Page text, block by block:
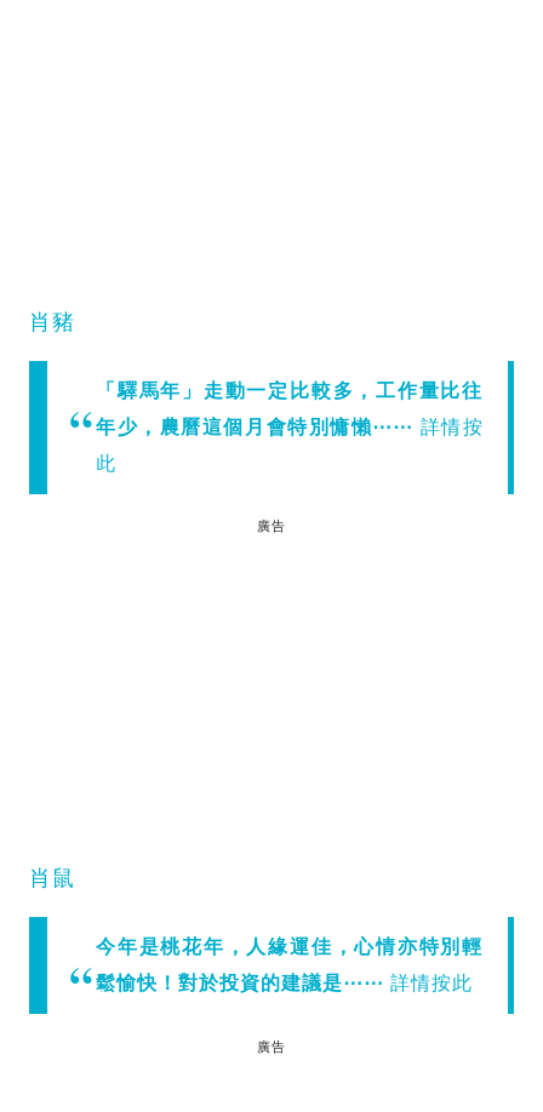
肖豬
「驛馬年」走動一定比較多，工作量比往
年少，農曆這個月會特別慵懶⋯⋯ 詳情按
此
廣告
肖鼠
今年是桃花年，人緣運佳，心情亦特別輕
鬆愉快！對於投資的建議是⋯⋯ 詳情按此
廣告